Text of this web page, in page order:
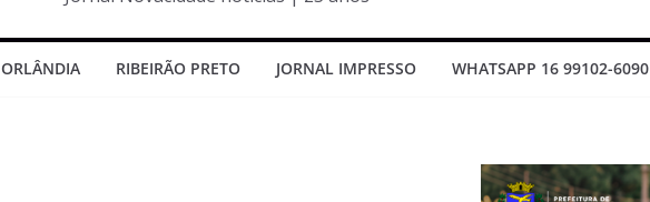
ORLÂNDIA RIBEIRÃO PRETO JORNAL IMPRESSO WHATSAPP 16 99102-6090